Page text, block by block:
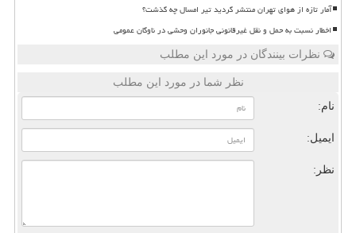
آمار تازه از هوای تهران منتشر گردید تیر امسال چه گذشت؟
اخطار نسبت به حمل و نقل غیرقانونی جانوران وحشی در ناوگان عمومی
نظرات بینندگان در مورد این مطلب
نظر شما در مورد این مطلب
نام:
ایمیل:
نظر: